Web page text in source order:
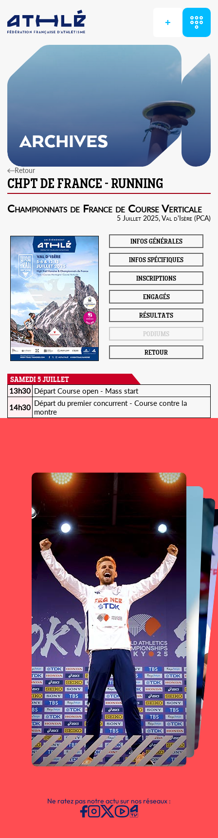
+
ARCHIVES
Retour
Championnats de France de Course Verticale
5 Juillet 2025, Val d'Isère (PCA)
INFOS GÉNÉRALES
INFOS SPÉCIFIQUES
INSCRIPTIONS
ENGAGÉS
RÉSULTATS
PODIUMS
RETOUR
SAMEDI 5 JUILLET
13h30 Départ Course open - Mass start
14h30 Départ du premier concurrent - Course contre la
montre
Ne ratez pas notre actu sur nos réseaux :